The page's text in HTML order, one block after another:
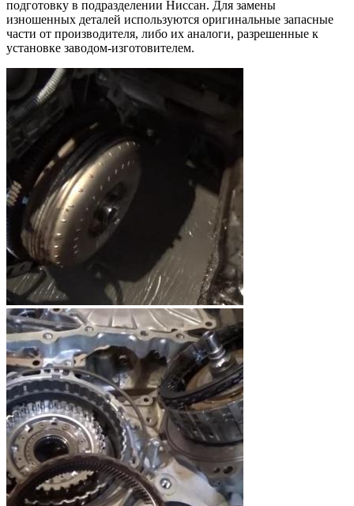
подготовку в подразделении Ниссан. Для замены
изношенных деталей используются оригинальные запасные
части от производителя, либо их аналоги, разрешенные к
установке заводом-изготовителем.